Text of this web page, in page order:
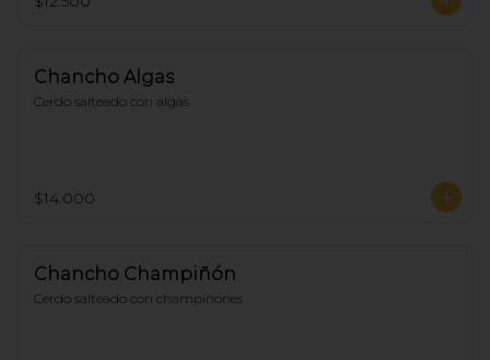
Chancho Algas
Cerdo salteado con algas
$14.000
Chancho Champiñón
Cerdo salteado con champiñones